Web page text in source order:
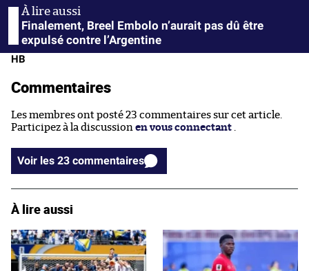
Finalement, Breel Embolo n’aurait pas dû être
expulsé contre l’Argentine
HB
Commentaires
Les membres ont posté 23 commentaires sur cet article.
Participez à la discussion en vous connectant
Voir les 23 commentaires
À lire aussi